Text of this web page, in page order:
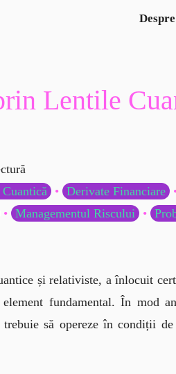
Despre
• Derivate Financiare
• Managementul Riscului •
și relativiste, a înlocuit
element fundamental. În mod
trebuie să opereze în condiții